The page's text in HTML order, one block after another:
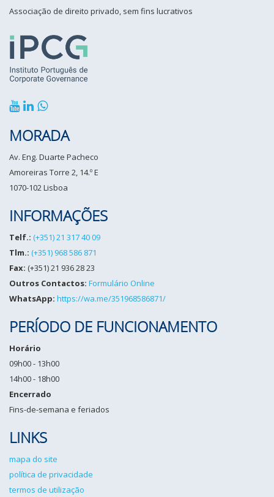
Associação de direito privado, sem fins lucrativos
MORADA
Av. Eng. Duarte Pacheco
Amoreiras Torre 2, 14.º E
1070-102 Lisboa
INFORMAÇÕES
Telf.: (+351) 21 317 40 09
Tlm.: (+351) 968 586 871
Fax: (+351) 21 936 28 23
Outros Contactos: Formulário Online
WhatsApp: https://wa.me/351968586871/
PERÍODO DE FUNCIONAMENTO
Horário
09h00 - 13h00
14h00 - 18h00
Encerrado
Fins-de-semana e feriados
LINKS
mapa do site
política de privacidade
termos de utilização